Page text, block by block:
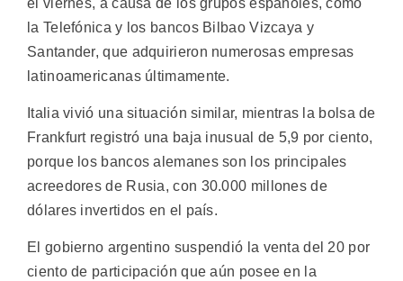
la Telefónica y los bancos Bilbao Vizcaya y
Santander, que adquirieron numerosas empresas
latinoamericanas últimamente.
Italia vivió una situación similar, mientras la bolsa de
Frankfurt registró una baja inusual de 5,9 por ciento,
porque los bancos alemanes son los principales
acreedores de Rusia, con 30.000 millones de
dólares invertidos en el país.
El gobierno argentino suspendió la venta del 20 por
ciento de participación que aún posee en la